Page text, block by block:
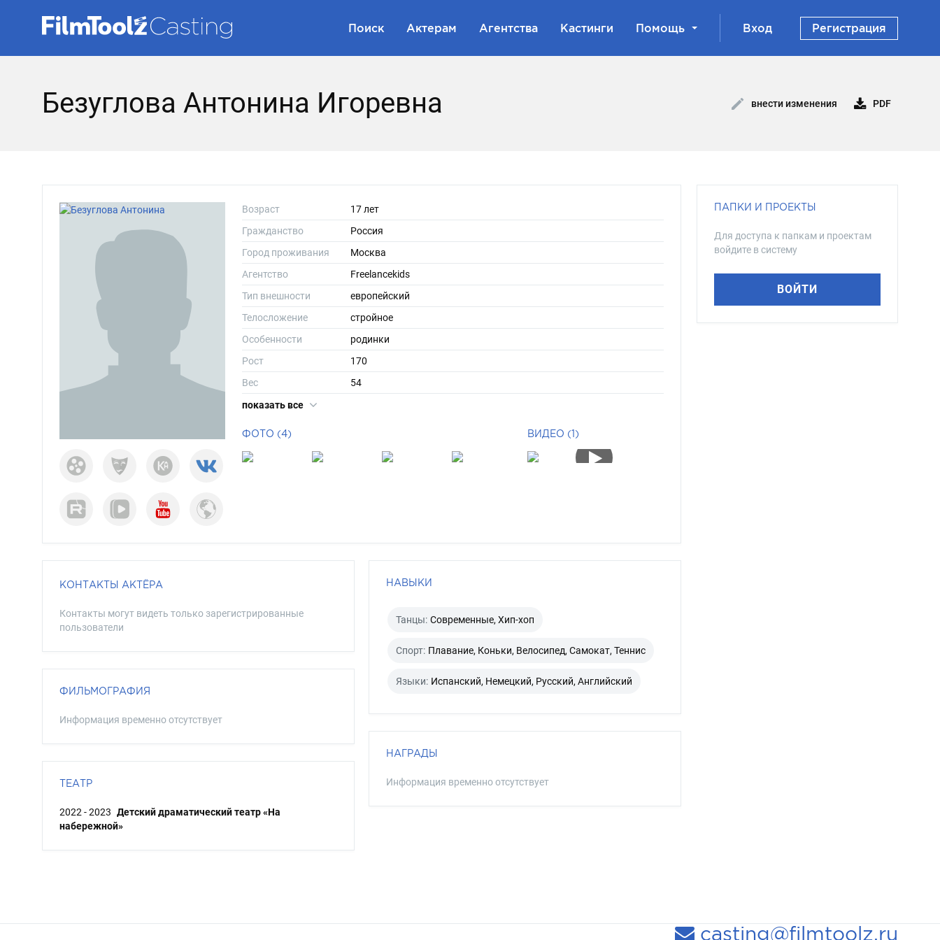
Поиск Актерам Агентства Кастинги Помощь Вход Регистрация
Безуглова Антонина Игоревна внести изменения PDF
Возраст
17 лет
Гражданство
Россия
Город проживания
Москва
Агентство
Freelancekids
Тип внешности
европейский
Телосложение
стройное
Особенности
родинки
Рост
170
Вес
54
Размер одежды
показать все
ФОТО (4) ВИДЕО (1)
КОНТАКТЫ АКТЁРА
Контакты могут видеть только зарегистрированные
пользователи
ФИЛЬМОГРАФИЯ
Информация временно отсутствует
ТЕАТР
2022 - 2023 Детский драматический театр «На
набережной»
НАВЫКИ
Танцы: Современные, Хип-хоп
Спорт: Плавание, Коньки, Велосипед, Самокат, Теннис
Языки: Испанский, Немецкий, Русский, Английский
НАГРАДЫ
Информация временно отсутствует
ПАПКИ И ПРОЕКТЫ
Для доступа к папкам и проектам
войдите в систему
ВОЙТИ
casting@filmtoolz.ru